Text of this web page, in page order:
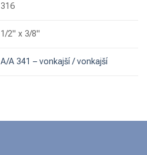
316
1/2" x 3/8"
A/A 341 – vonkajší / vonkajší